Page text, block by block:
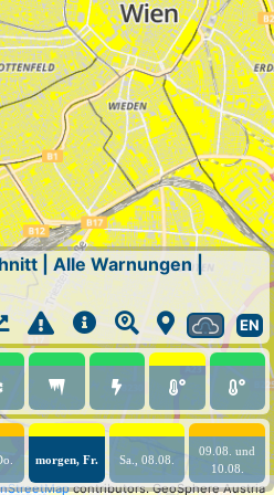
contributors. GeoSphere Austria
|Alle Warnungen |
EN
morgen, Fr. Sa., 08.08.
09.08. und
10.08.